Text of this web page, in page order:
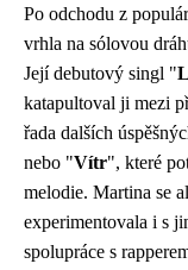
Po odchodu z
vrhla na sólovou
Její debutový singl "
katapultoval ji mezi
řada dalších
nebo "Vítr", které
melodie. Martina se
experimentovala i s
spolupráce s